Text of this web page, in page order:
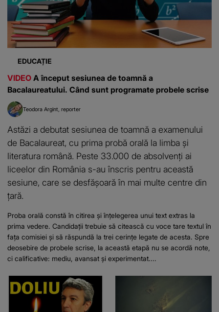
EDUCAȚIE
VIDEO A început sesiunea de toamnă a
Bacalaureatului. Când sunt programate probele scrise
Teodora Argint reporter
Astăzi a debutat sesiunea de toamnă a examenului
de Bacalaureat, cu prima probă orală la limba și
literatura română. Peste 33.000 de absolvenți ai
liceelor din România s-au înscris pentru această
sesiune, care se desfășoară în mai multe centre din
țară.
Proba orală constă în citirea și înțelegerea unui text extras la
prima vedere. Candidații trebuie să citească cu voce tare textul în
fața comisiei și să răspundă la trei cerințe legate de acesta. Spre
deosebire de probele scrise, la această etapă nu se acordă note,
ci calificative: mediu, avansat și experimentat....